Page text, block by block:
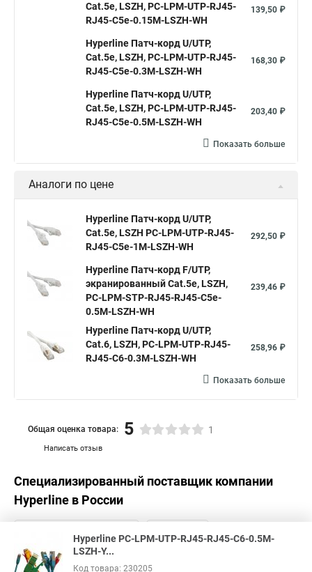
Cat.5е, LSZH, PC-LPM-UTP-RJ45-
RJ45-C5e-0.15M-LSZH-WH
139,50 ₽
Hyperline Патч-корд U/UTP,
Cat.5е, LSZH, PC-LPM-UTP-RJ45-
RJ45-C5e-0.3M-LSZH-WH
168,30 ₽
Hyperline Патч-корд U/UTP,
Cat.5e, LSZH, PC-LPM-UTP-RJ45-
RJ45-C5e-0.5M-LSZH-WH
203,40 ₽
Показать больше
Аналоги по цене
Hyperline Патч-корд U/UTP,
Cat.5е, LSZH PC-LPM-UTP-RJ45-
RJ45-C5e-1M-LSZH-WH
292,50 ₽
Hyperline Патч-корд F/UTP,
экранированный Cat.5e, LSZH,
PC-LPM-STP-RJ45-RJ45-C5e-
0.5M-LSZH-WH
239,46 ₽
Hyperline Патч-корд U/UTP,
Cat.6, LSZH, PC-LPM-UTP-RJ45-
RJ45-C6-0.3M-LSZH-WH
258,96 ₽
Показать больше
Написать отзыв
Общая оценка товара: 5 1
Специализированный поставщик компании
Hyperline в России
Hyperline PC-LPM-UTP-RJ45-RJ45-C6-0.5M-
LSZH-Y...
Код товара: 230205